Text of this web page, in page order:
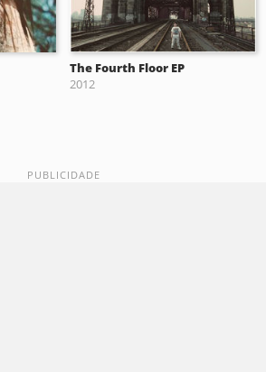
The Fourth Floor EP
2012